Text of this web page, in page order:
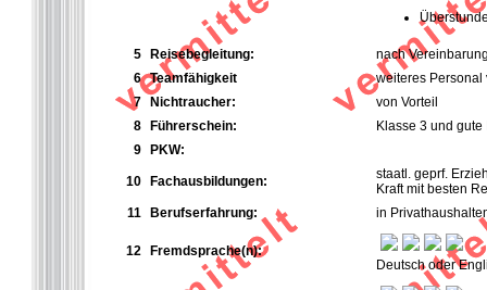
5 Reisebegleitung:
nach
6 Teamfähigkeit
weiteres Personal
7
Nichtraucher:
von Vorteil
8
Führerschein:
Klasse 3 und
9
PKW:
10 Fachausbildungen:
staatl. geprf.
Kraft mit besten
11
Berufserfahrung: in
12
Fremdsprache(n):
Deutsch oder